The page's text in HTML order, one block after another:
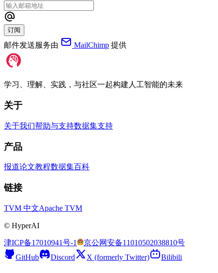
订阅
邮件发送服务由 MailChimp 提供
学习、理解、实践，与社区一起构建人工智能的未来
关于
关于我们帮助与支持数据集支持
产品
报道论文教程数据集百科
链接
TVM 中文Apache TVM
© HyperAI
津ICP备17010941号-1
京公网安备11010502038810号
GitHub
Discord X (formerly Twitter) Bilibili